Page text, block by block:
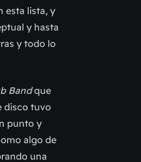
esta lista, y
y hasta
y todo lo
Bandque
disco tuvo
punto y
algo de
una